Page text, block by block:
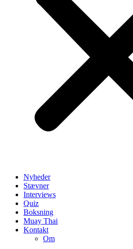
Nyheder
Stævner
Interviews
Quiz
Boksning
Muay Thai
Kontakt
Om